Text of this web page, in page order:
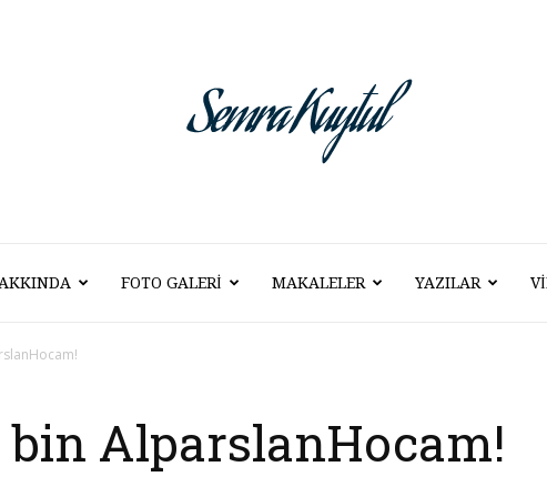
Semra
Kuytul
FOTO GALERI MAKALELER YAZILAR
bin AlparslanHocam!